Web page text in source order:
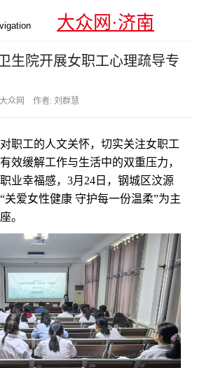
大众网·济南
生院开展女职工心理疏导专
众网 作者: 刘群慧
工的人文关怀，切实关注女职工
效缓解工作与生活中的双重压力，
业幸福感，3月24日，钢城区汶源
关爱女性健康 守护每一份温柔”为主
。